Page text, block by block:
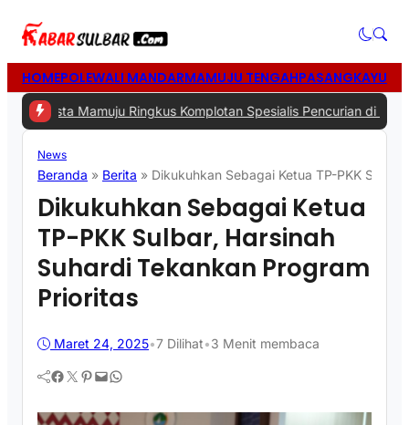
HOMEPOLEWALI MANDARMAMUJU TENGAHPASANGKAYU
Mamuju Ringkus Komplotan Spesialis Pencurian di Rumah Kosong
News
Beranda » Berita » Dikukuhkan Sebagai Ketua TP-PKK
Dikukuhkan Sebagai Ketua
TP-PKK Sulbar, Harsinah
Suhardi Tekankan Program
Prioritas
Maret 24, 2025•7 Dilihat•3 Menit membaca
Facebook Twitter Pinterest Mail WhatsApp